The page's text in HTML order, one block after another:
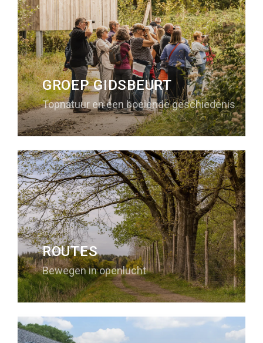
GROEP GIDSBEURT
Topnatuur en een boeiende geschiedenis
ROUTES
Bewegen in openlucht